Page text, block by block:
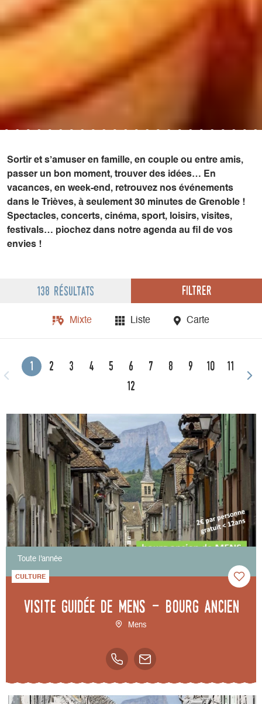
Sortir et s’amuser en famille, en couple ou entre amis,
passer un bon moment, trouver des idées… En
vacances, en week-end, retrouvez nos événements
dans le Trièves, à seulement 30 minutes de Grenoble !
Spectacles, concerts, cinéma, sport, loisirs, visites,
festivals… piochez dans notre agenda au fil de vos
envies !
138 résultats Filtrer
Mixte Liste Carte
1 2 3 4 5 6 7 8 9 10
11
12
Toute l'année
CULTURE
Visite guidée de Mens - bourg ancien
Mens